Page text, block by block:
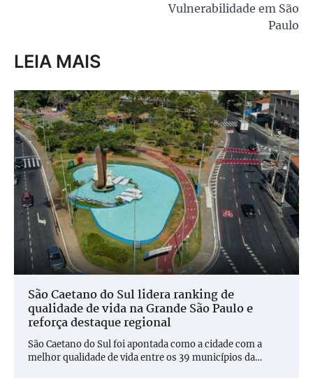
Vulnerabilidade em São
Paulo
LEIA MAIS
São Caetano do Sul lidera ranking de
qualidade de vida na Grande São Paulo e
reforça destaque regional
São Caetano do Sul foi apontada como a cidade com a
melhor qualidade de vida entre os 39 municípios da…